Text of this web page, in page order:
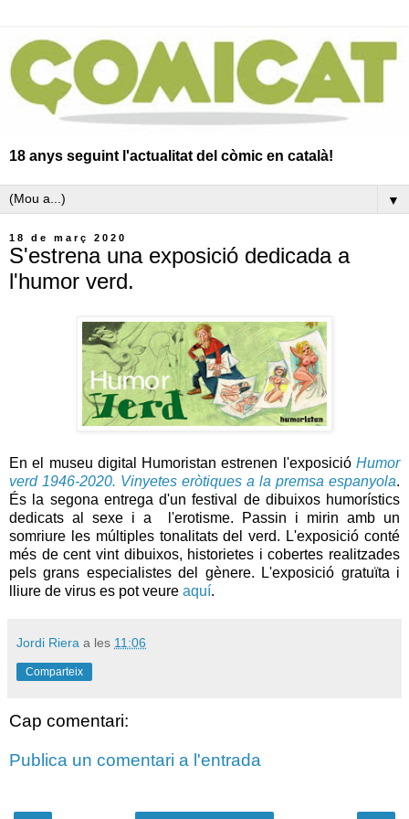
18 anys seguint l'actualitat del còmic en català!
▼
18 de març 2020
S'estrena una exposició dedicada a
l'humor verd.
En el museu digital Humoristan estrenen l'exposicióHumor
verd 1946-2020. Vinyetes eròtiques a la premsa espanyola.
És la segona entrega d'un festival de dibuixos humorístics
dedicats al sexe i a l'erotisme. Passin i mirin amb un
somriure les múltiples tonalitats del verd. L'exposició conté
més de cent vint dibuixos, historietes i cobertes realitzades
pels grans especialistes del gènere. L'exposició gratuïta i
lliure de virus es pot veure aquí.
Jordi Riera a les 11:06
Comparteix
Cap comentari:
Publica un comentari a l'entrada